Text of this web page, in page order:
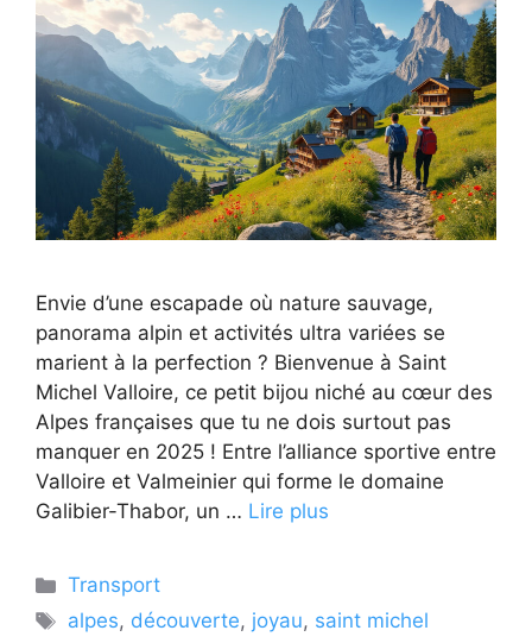
Envie d’une escapade où nature sauvage,
panorama alpin et activités ultra variées se
marient à la perfection ? Bienvenue à Saint
Michel Valloire, ce petit bijou niché au cœur des
Alpes françaises que tu ne dois surtout pas
manquer en 2025 ! Entre l’alliance sportive entre
Valloire et Valmeinier qui forme le domaine
Galibier-Thabor, un … Lire plus
Catégories
Transport
Étiquettes
alpes, découverte, joyau, saint michel